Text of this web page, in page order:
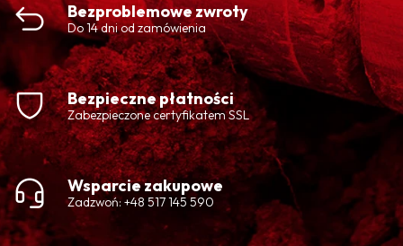
Bezproblemowe zwroty
Do 14 dni od zamówienia
Bezpieczne płatności
Zabezpieczone certyfikatem SSL
Wsparcie zakupowe
Zadzwoń: +48 517 145 590